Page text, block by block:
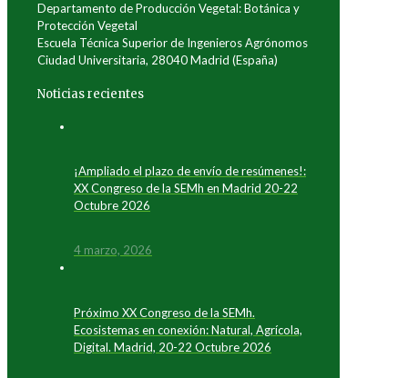
Departamento de Producción Vegetal: Botánica y
Protección Vegetal
Escuela Técnica Superior de Ingenieros Agrónomos
Ciudad Universitaria, 28040 Madrid (España)
Noticias recientes
¡Ampliado el plazo de envío de resúmenes!:
XX Congreso de la SEMh en Madrid 20-22
Octubre 2026
4 marzo, 2026
Próximo XX Congreso de la SEMh.
Ecosistemas en conexión: Natural, Agrícola,
Digital. Madrid, 20-22 Octubre 2026